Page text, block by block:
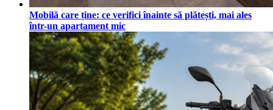
Mobilă care ține: ce verifici înainte să plătești, mai ales
într-un apartament mic